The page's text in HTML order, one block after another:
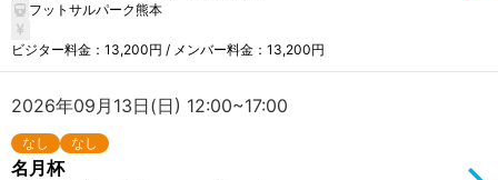
フットサルパーク熊本
ビジター料金：13,200円 / メンバー料金：13,200円
2026年09月13日(日) 12:00~17:00
なし なし
名月杯